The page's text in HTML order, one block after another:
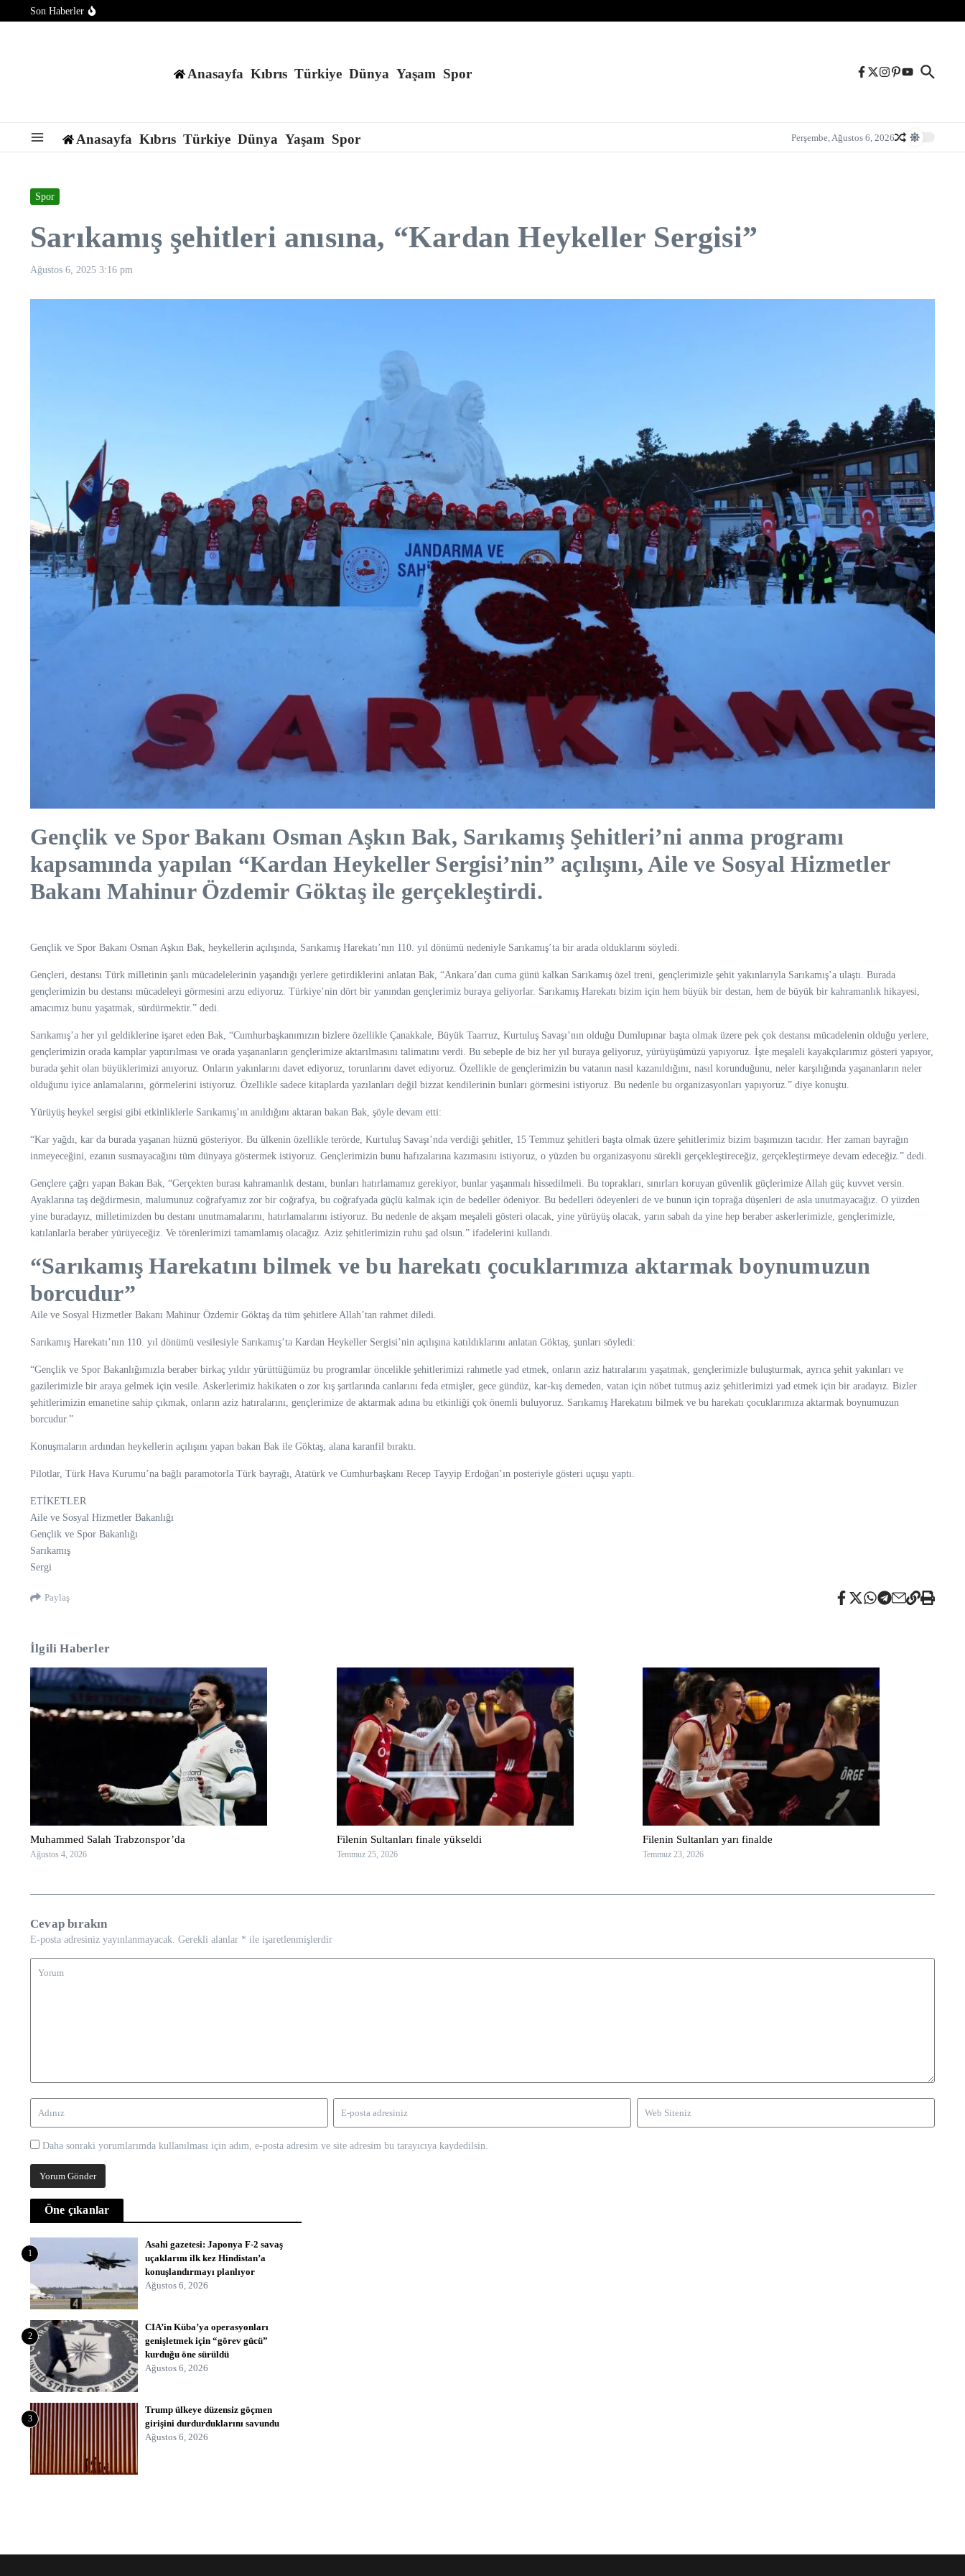
İçeriğe atlaSon Haberler
ABD’de jalapeno biberlerinden kaynaklandığı düşünülen salmonella salgını 27 eyalete yayıldı
Anasayfa Kıbrıs Türkiye Dünya Yaşam Spor
Anasayfa Kıbrıs Türkiye Dünya Yaşam Spor Perşembe, Ağustos 6, 2026
Spor
Sarıkamış şehitleri anısına, “Kardan Heykeller Sergisi”
Ağustos 6, 2025 3:16 pm
Gençlik ve Spor Bakanı Osman Aşkın Bak, Sarıkamış Şehitleri’ni anma programı
kapsamında yapılan “Kardan Heykeller Sergisi’nin” açılışını, Aile ve Sosyal Hizmetler
Bakanı Mahinur Özdemir Göktaş ile gerçekleştirdi.
Gençlik ve Spor Bakanı Osman Aşkın Bak, heykellerin açılışında, Sarıkamış Harekatı’nın 110. yıl dönümü nedeniyle Sarıkamış’ta bir arada olduklarını söyledi.
Gençleri, destansı Türk milletinin şanlı mücadelelerinin yaşandığı yerlere getirdiklerini anlatan Bak, “Ankara’dan cuma günü kalkan Sarıkamış özel treni, gençlerimizle şehit yakınlarıyla Sarıkamış’a ulaştı. Burada
gençlerimizin bu destansı mücadeleyi görmesini arzu ediyoruz. Türkiye’nin dört bir yanından gençlerimiz buraya geliyorlar. Sarıkamış Harekatı bizim için hem büyük bir destan, hem de büyük bir kahramanlık hikayesi,
amacımız bunu yaşatmak, sürdürmektir.” dedi.
Sarıkamış’a her yıl geldiklerine işaret eden Bak, “Cumhurbaşkanımızın bizlere özellikle Çanakkale, Büyük Taarruz, Kurtuluş Savaşı’nın olduğu Dumlupınar başta olmak üzere pek çok destansı mücadelenin olduğu yerlere,
gençlerimizin orada kamplar yaptırılması ve orada yaşananların gençlerimize aktarılmasını talimatını verdi. Bu sebeple de biz her yıl buraya geliyoruz, yürüyüşümüzü yapıyoruz. İşte meşaleli kayakçılarımız gösteri yapıyor,
burada şehit olan büyüklerimizi anıyoruz. Onların yakınlarını davet ediyoruz, torunlarını davet ediyoruz. Özellikle de gençlerimizin bu vatanın nasıl kazanıldığını, nasıl korunduğunu, neler karşılığında yaşananların neler
olduğunu iyice anlamalarını, görmelerini istiyoruz. Özellikle sadece kitaplarda yazılanları değil bizzat kendilerinin bunları görmesini istiyoruz. Bu nedenle bu organizasyonları yapıyoruz.” diye konuştu.
Yürüyüş heykel sergisi gibi etkinliklerle Sarıkamış’ın anıldığını aktaran bakan Bak, şöyle devam etti:
“Kar yağdı, kar da burada yaşanan hüznü gösteriyor. Bu ülkenin özellikle terörde, Kurtuluş Savaşı’nda verdiği şehitler, 15 Temmuz şehitleri başta olmak üzere şehitlerimiz bizim başımızın tacıdır. Her zaman bayrağın
inmeyeceğini, ezanın susmayacağını tüm dünyaya göstermek istiyoruz. Gençlerimizin bunu hafızalarına kazımasını istiyoruz, o yüzden bu organizasyonu sürekli gerçekleştireceğiz, gerçekleştirmeye devam edeceğiz.” dedi.
Gençlere çağrı yapan Bakan Bak, “Gerçekten burası kahramanlık destanı, bunları hatırlamamız gerekiyor, bunlar yaşanmalı hissedilmeli. Bu toprakları, sınırları koruyan güvenlik güçlerimize Allah güç kuvvet versin.
Ayaklarına taş değdirmesin, malumunuz coğrafyamız zor bir coğrafya, bu coğrafyada güçlü kalmak için de bedeller ödeniyor. Bu bedelleri ödeyenleri de ve bunun için toprağa düşenleri de asla unutmayacağız. O yüzden
yine buradayız, milletimizden bu destanı unutmamalarını, hatırlamalarını istiyoruz. Bu nedenle de akşam meşaleli gösteri olacak, yine yürüyüş olacak, yarın sabah da yine hep beraber askerlerimizle, gençlerimizle,
katılanlarla beraber yürüyeceğiz. Ve törenlerimizi tamamlamış olacağız. Aziz şehitlerimizin ruhu şad olsun.” ifadelerini kullandı.
“Sarıkamış Harekatını bilmek ve bu harekatı çocuklarımıza aktarmak boynumuzun
borcudur”
Aile ve Sosyal Hizmetler Bakanı Mahinur Özdemir Göktaş da tüm şehitlere Allah’tan rahmet diledi.
Sarıkamış Harekatı’nın 110. yıl dönümü vesilesiyle Sarıkamış’ta Kardan Heykeller Sergisi’nin açılışına katıldıklarını anlatan Göktaş, şunları söyledi:
“Gençlik ve Spor Bakanlığımızla beraber birkaç yıldır yürüttüğümüz bu programlar öncelikle şehitlerimizi rahmetle yad etmek, onların aziz hatıralarını yaşatmak, gençlerimizle buluşturmak, ayrıca şehit yakınları ve
gazilerimizle bir araya gelmek için vesile. Askerlerimiz hakikaten o zor kış şartlarında canlarını feda etmişler, gece gündüz, kar-kış demeden, vatan için nöbet tutmuş aziz şehitlerimizi yad etmek için bir aradayız. Bizler
şehitlerimizin emanetine sahip çıkmak, onların aziz hatıralarını, gençlerimize de aktarmak adına bu etkinliği çok önemli buluyoruz. Sarıkamış Harekatını bilmek ve bu harekatı çocuklarımıza aktarmak boynumuzun
borcudur.”
Konuşmaların ardından heykellerin açılışını yapan bakan Bak ile Göktaş, alana karanfil bıraktı.
Pilotlar, Türk Hava Kurumu’na bağlı paramotorla Türk bayrağı, Atatürk ve Cumhurbaşkanı Recep Tayyip Erdoğan’ın posteriyle gösteri uçuşu yaptı.
ETİKETLER
Aile ve Sosyal Hizmetler Bakanlığı
Gençlik ve Spor Bakanlığı
Sarıkamış
Sergi
Paylaş
İlgili Haberler
Muhammed Salah Trabzonspor’da
Ağustos 4, 2026
Filenin Sultanları finale yükseldi
Temmuz 25, 2026
Filenin Sultanları yarı finalde
Temmuz 23, 2026
Cevap bırakın
E-posta adresiniz yayınlanmayacak. Gerekli alanlar * ile işaretlenmişlerdir
Daha sonraki yorumlarımda kullanılması için adım, e-posta adresim ve site adresim bu tarayıcıya kaydedilsin.
Öne çıkanlar
1
Asahi gazetesi: Japonya F-2 savaş
uçaklarını ilk kez Hindistan’a
konuşlandırmayı planlıyor
Ağustos 6, 2026
2
CIA’in Küba’ya operasyonları
genişletmek için “görev gücü”
kurduğu öne sürüldü
Ağustos 6, 2026
3
Trump ülkeye düzensiz göçmen
girişini durdurduklarını savundu
Ağustos 6, 2026